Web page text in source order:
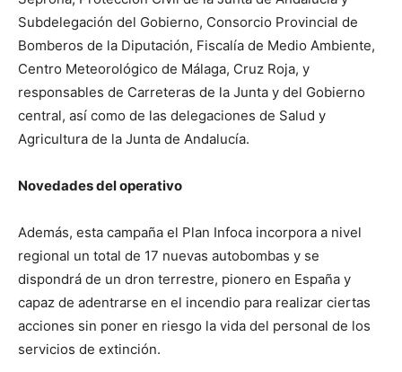
Subdelegación del Gobierno, Consorcio Provincial de
Bomberos de la Diputación, Fiscalía de Medio Ambiente,
Centro Meteorológico de Málaga, Cruz Roja, y
responsables de Carreteras de la Junta y del Gobierno
central, así como de las delegaciones de Salud y
Agricultura de la Junta de Andalucía.
Novedades del operativo
Además, esta campaña el Plan Infoca incorpora a nivel
regional un total de 17 nuevas autobombas y se
dispondrá de un dron terrestre, pionero en España y
capaz de adentrarse en el incendio para realizar ciertas
acciones sin poner en riesgo la vida del personal de los
servicios de extinción.